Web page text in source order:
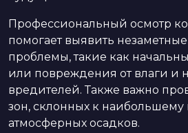
Профессиональный осмотр
помогает выявить
проблемы, такие как
или повреждения от влаги и
вредителей. Также важно
зон, склонных к
атмосферных осадков.